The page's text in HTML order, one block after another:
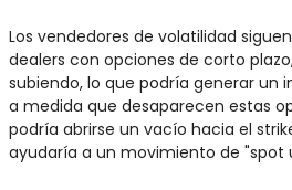
Los vendedores de volatilidad
dealers con opciones de corto
subiendo, lo que podría generar un
a medida que desaparecen estas
podría abrirse un vacío hacia el
ayudaría a un movimiento de "spot